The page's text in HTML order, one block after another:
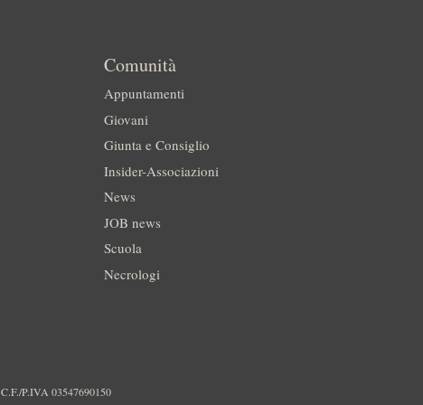
Comunità
Appuntamenti
Giovani
Giunta e Consiglio
Insider-Associazioni
News
JOB news
Scuola
Necrologi
C.F./P.IVA 03547690150